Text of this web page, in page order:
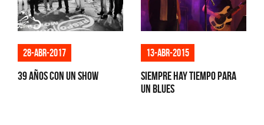
28-abr-2017
39 años con un show
13-abr-2015
Siempre hay tiempo para
un blues